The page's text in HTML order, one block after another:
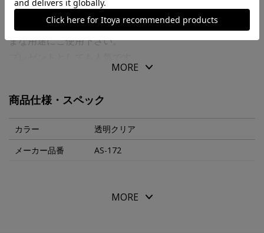
日本の四季折々の花や風物詩などの印です。
御進物に一言添えたり、お手紙のワンポイントなどさまざ
まな用途にご使用下さい。
インクパッドは別売りです。
MORE
商品仕様・スペック
カラー
透明クリア
メーカー品番
AS-172
MORE